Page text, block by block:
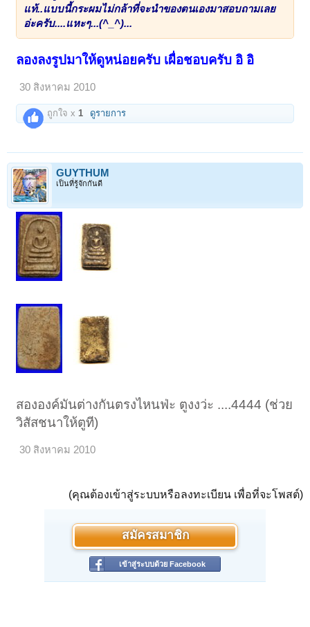
แท้..แบบนี้กระผมไม่กล้าที่จะนำของตนเองมาสอบถามเลย
อ่ะครับ....แหะๆ...(^_^)...
ลองลงรูปมาให้ดูหน่อยครับ เผื่อชอบครับ อิ อิ
30 สิงหาคม 2010
ถูกใจ x1 ดูรายการ
GUYTHUM
เป็นที่รู้จักกันดี
สององค์มันต่างกันตรงไหนฟ่ะ ตูงงว่ะ ....4444 (ช่วย
วิสัสชนาให้ตูที)
30 สิงหาคม 2010
(คุณต้องเข้าสู่ระบบหรือลงทะเบียน เพื่อที่จะโพสต์)
สมัครสมาชิก
เข้าสู่ระบบด้วย Facebook